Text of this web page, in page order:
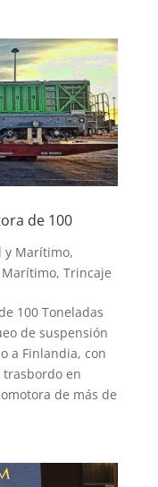
de 100
y Marítimo,
, Trincaje
100 Toneladas
de suspensión
a Finlandia, con
trasbordo en
de más de